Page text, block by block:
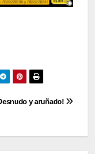
y aruñado!